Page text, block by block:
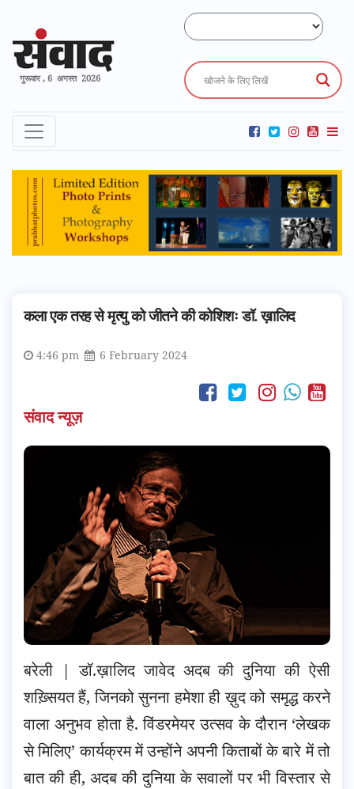
गुरूवार , 6 अगस्त 2026
कला एक तरह से मृत्यु को जीतने की कोशिशः डॉ. ख़ालिद
4:46 pm 6 February 2024
संवाद न्यूज़
बरेली | डॉ.ख़ालिद जावेद अदब की दुनिया की ऐसी
शख़्सियत हैं, जिनको सुनना हमेशा ही ख़ुद को समृद्ध करने
वाला अनुभव होता है. विंडरमेयर उत्सव के दौरान ‘लेखक
से मिलिए’ कार्यक्रम में उन्होंने अपनी किताबों के बारे में तो
बात की ही, अदब की दुनिया के सवालों पर भी विस्तार से